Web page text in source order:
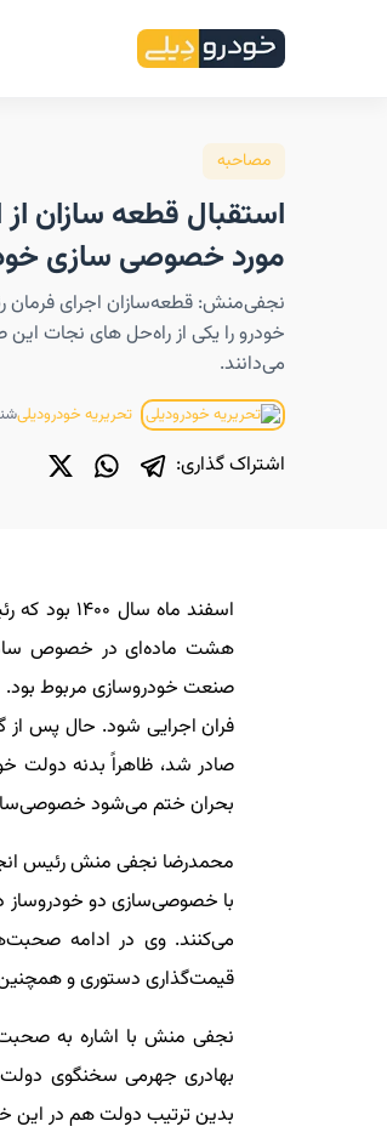
مصاحبه
استقبال قطعه سازان
مورد خصوصی سازی
نجفی‌منش: قطعه‌سازان اجرای
خودرو را یکی از راه‌حل های نجات این
می‌دانند.
تحریریه خودرودیلیشنبه - ۴
اشتراک گذاری:
اسفند ماه
هشت ماده‌ای در خصوص
صنعت خودروسازی مربوط بود.
صادر شد، ظاهراً بدنه دولت
بحران ختم می‌شود
محمدرضا نجفی منش رئیس
با خصوصی‌سازی دو خودروساز
می‌کنند. وی در ادامه
قیمت‌گذاری دستوری و
نجفی منش با اشاره به
بهادری جهرمی سخنگوی
بدین ترتیب دولت هم در